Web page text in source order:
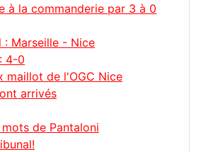
à la commanderie par 3 à 0
: Marseille - Nice
4-0
maillot de l'OGC Nice
arrivés
de Pantaloni